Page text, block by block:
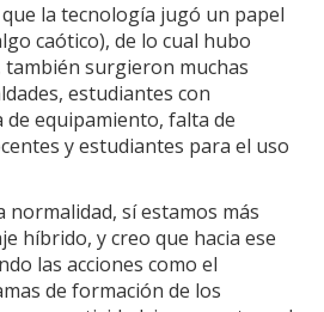
la tecnología jugó un papel
caótico), de lo cual hubo
también surgieron muchas
estudiantes con
equipamiento, falta de
y estudiantes para el uso
sí estamos más
híbrido, y creo que hacia ese
las acciones como el
de formación de los